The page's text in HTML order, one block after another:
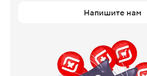
Напишите нам